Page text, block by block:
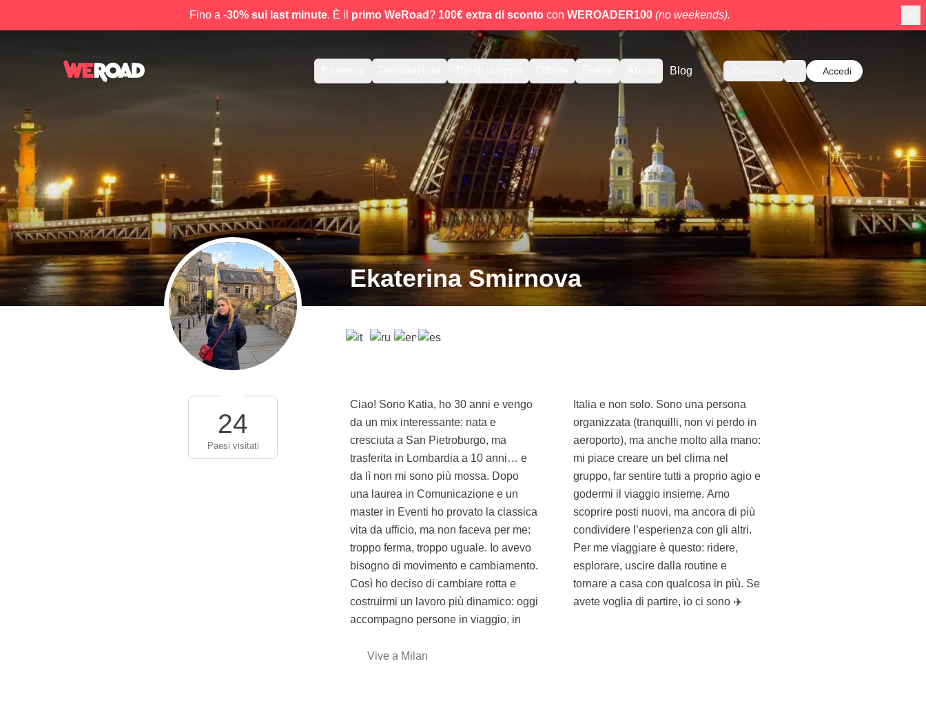
Fino a -30% sui last minute. È il primo WeRoad? 100€ extra di scontocon WEROADER100 (no weekends).
Blog Accedi
Ekaterina Smirnova
24
Paesi visitati
Ciao! Sono Katia, ho 30 anni e vengo
da un mix interessante: nata e
cresciuta a San Pietroburgo, ma
trasferita in Lombardia a 10 anni… e
da lì non mi sono più mossa. Dopo
una laurea in Comunicazione e un
master in Eventi ho provato la classica
vita da ufficio, ma non faceva per me:
troppo ferma, troppo uguale. Io avevo
bisogno di movimento e cambiamento.
Così ho deciso di cambiare rotta e
costruirmi un lavoro più dinamico: oggi
accompagno persone in viaggio, in
Italia e non solo. Sono una persona
organizzata (tranquilli, non vi perdo in
aeroporto), ma anche molto alla mano:
mi piace creare un bel clima nel
gruppo, far sentire tutti a proprio agio e
godermi il viaggio insieme. Amo
scoprire posti nuovi, ma ancora di più
condividere l’esperienza con gli altri.
Per me viaggiare è questo: ridere,
esplorare, uscire dalla routine e
tornare a casa con qualcosa in più. Se
avete voglia di partire, io ci sono ✈️
Vive a Milan